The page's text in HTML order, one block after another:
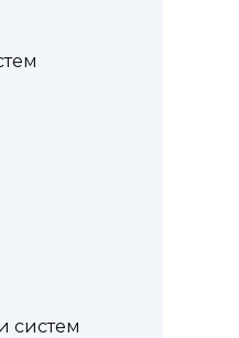
систем